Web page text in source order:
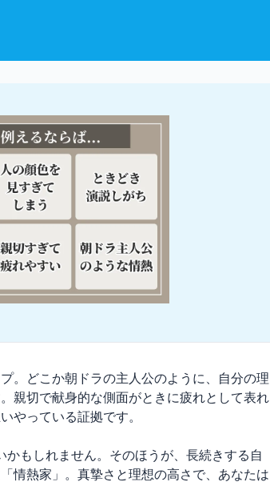
。どこか朝ドラの主人公のように、自分の理
親切で献身的な側面がときに疲れとして表れ
やっている証拠です。
もしれません。そのほうが、長続きする自
情熱家」。真摯さと理想の高さで、あなたは